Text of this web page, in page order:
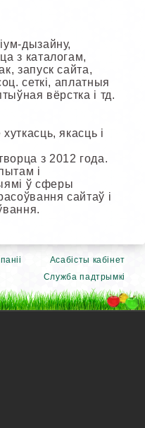
дызайну,
з каталогам,
запуск сайта,
сеткі, аплатныя
вёрстка і тд.
якасць і
з 2012 года.
і
ў сферы
сайтаў і
Асабісты кабінет
Служба падтрымкі